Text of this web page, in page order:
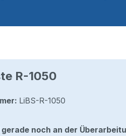
R-1050
LiBS-R-1050
noch an der